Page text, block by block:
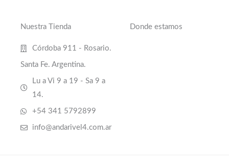
Nuestra Tienda
Córdoba 911 - Rosario.
Santa Fe. Argentina.
Lu a Vi 9 a 19 - Sa 9 a
14.
+54 341 5792899
info@andarivel4.com.ar
Donde estamos